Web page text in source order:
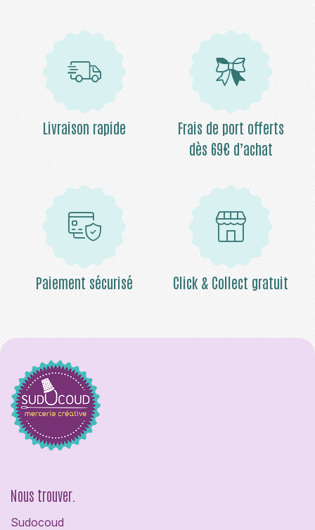
Livraison rapide
Frais de port offerts
dès 69€ d’achat
Paiement sécurisé Click & Collect gratuit
Nous trouver.
Sudocoud